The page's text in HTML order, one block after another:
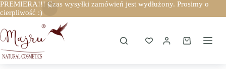
PREMIERA!!! Czas wysyłki zamówień jest wydłużony. Prosimy o
cierpliwość :)
do
treści
Koszyk